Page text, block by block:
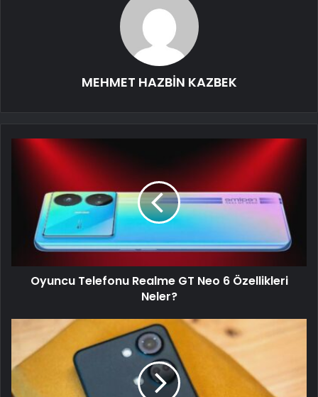
MEHMET HAZBİN KAZBEK
Oyuncu Telefonu Realme GT Neo 6 Özellikleri
Neler?